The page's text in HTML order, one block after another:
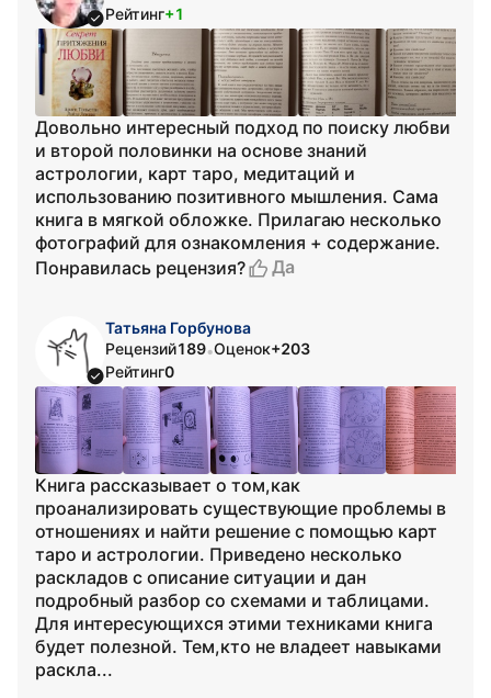
Рейтинг+1
Довольно интересный подход по поиску любви
и второй половинки на основе знаний
астрологии, карт таро, медитаций и
использованию позитивного мышления. Сама
книга в мягкой обложке. Прилагаю несколько
фотографий для ознакомления + содержание.
Понравилась рецензия?
Да
Татьяна Горбунова
Рецензий189•Оценок+203
Рейтинг0
Книга рассказывает о том,как
проанализировать существующие проблемы в
отношениях и найти решение с помощью карт
таро и астрологии. Приведено несколько
раскладов с описание ситуации и дан
подробный разбор со схемами и таблицами.
Для интересующихся этими техниками книга
будет полезной. Тем,кто не владеет навыками
раскла...